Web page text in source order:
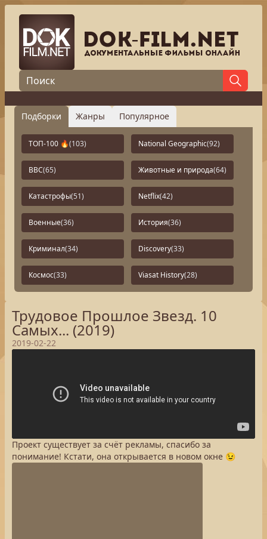
Подборки Жанры Популярное
ТОП-100 🔥(103) National Geographic(92)
BBC(65) Животные и природа(64)
Катастрофы(51) Netflix(42)
Военные(36) История(36)
Криминал(34) Discovery(33)
Космос(33) Viasat History(28)
Трудовое Прошлое Звезд. 10
Самых... (2019)
2019-02-22
Проект существует за счёт рекламы, спасибо за
понимание! Кстати, она открывается в новом окне 😉